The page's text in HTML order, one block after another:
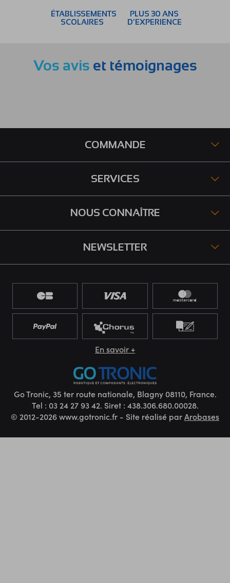
ÉTABLISSEMENTS
SCOLAIRES
PLUS 30 ANS
D’EXPERIENCE
Vos avis et témoignages
COMMANDE
SERVICES
NOUS CONNAÎTRE
NEWSLETTER
En savoir +
Go Tronic, 35 ter route nationale, Blagny 08110, France.
Tel : 03 24 27 93 42. Siret : 438.306.680.00028.
© 2012-2026 www.gotronic.fr - Site réalisé parArobases